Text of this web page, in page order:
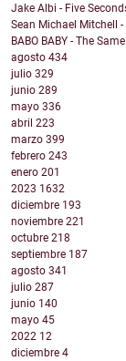
Jake Albi - Five
Sean Michael Mitchell
BABO BABY - The Same
agosto 434
julio 329
junio 289
mayo 336
abril 223
marzo 399
febrero 243
enero 201
2023 1632
diciembre 193
noviembre 221
octubre 218
septiembre 187
agosto 341
julio 287
junio 140
mayo 45
2022 12
diciembre 4